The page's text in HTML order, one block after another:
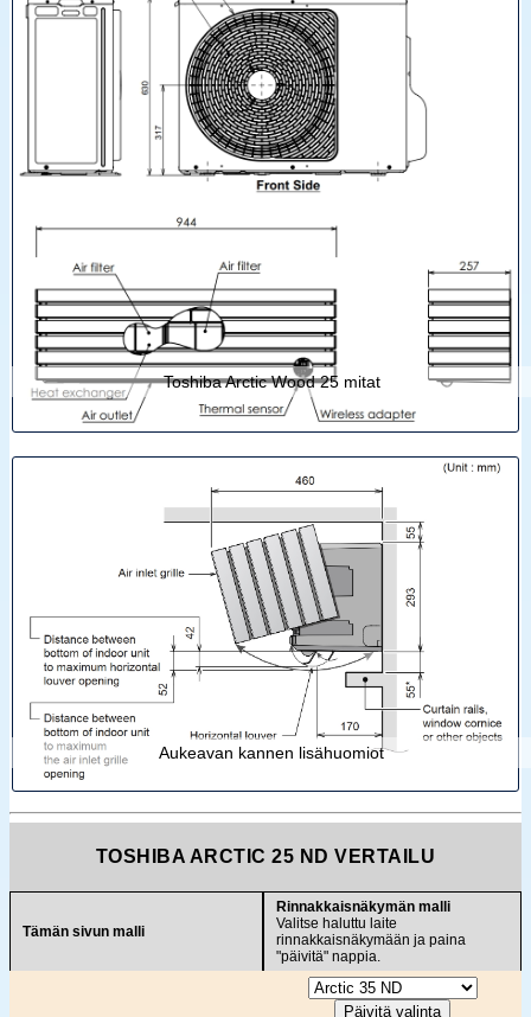
Toshiba Arctic Wood 25 mitat
Aukeavan kannen lisähuomiot
TOSHIBA ARCTIC 25 ND VERTAILU
Tämän sivun malli
Rinnakkaisnäkymän malli
Valitse haluttu laite
rinnakkaisnäkymään ja paina
"päivitä" nappia.